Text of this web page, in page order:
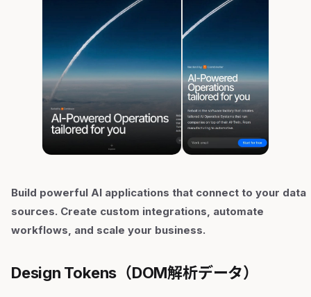
Build powerful AI applications that connect to your data
sources. Create custom integrations, automate
workflows, and scale your business.
Design Tokens（DOM解析データ）